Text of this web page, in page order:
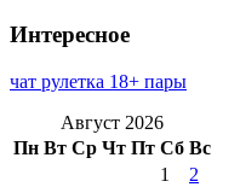
Интересное
чат рулетка 18+ пары
Август 2026
Пн Вт Ср Чт Пт Сб Вс
1
2